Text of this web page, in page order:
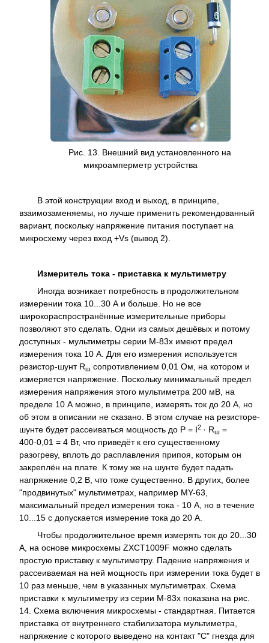
Рис. 13. Внешний вид установленного на
микроамперметр устройства
В этой конструкции вход и выход, в принципе,
взаимозаменяемы, но лучше применить рекомендованный
вариант, поскольку напряжение питания поступает на
микросхему через вход +Vs (вывод 2).
Измеритель тока - приставка к мультиметру
Иногда возникает потребность в продолжительном
измерении тока 10...30 А и больше. Но не все
широкораспространённые измерительные приборы
позволяют это сделать. Одни из самых дешёвых и потому
доступных - мультиметры серии М-83х имеют предел
измерения тока 10 А. Для его измерения используется
резистор-шунт Rш сопротивлением 0,01 Ом, на котором и
измеряется напряжение. Поскольку минимальный предел
измерения напряжения этого мультиметра 200 мВ, на
пределе 10 А можно, в принципе, измерять ток до 20 А, но
об этом в описании не сказано. В этом случае на резисторе-
шунте будет рассеиваться мощность до Р = I2 · Rш =
400·0,01 = 4 Вт, что приведёт к его существенному
разогреву, вплоть до расплавления припоя, которым он
закреплён на плате. К тому же на шунте будет падать
напряжение 0,2 В, что тоже существенно. В других, более
"продвинутых" мультиметрах, например MY-63,
максимальный предел измерения тока - 10 А, но в течение
10...15 с допускается измерение тока до 20 А.
Чтобы продолжительное время измерять ток до 20...30
А, на основе микросхемы ZXCT1009F можно сделать
простую приставку к мультиметру. Падение напряжения и
рассеиваемая на ней мощность при измерении тока будет в
10 раз меньше, чем в указанных мультиметрах. Схема
приставки к мультиметру из серии M-83x показана на рис.
14. Схема включения микросхемы - стандартная. Питается
приставка от внутреннего стабилизатора мультиметра,
напряжение с которого выведено на контакт "С" гнезда для